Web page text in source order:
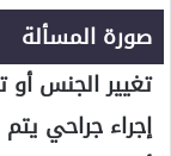
صورة المسألة
تغيير الجنس أو
إجراء جراحي